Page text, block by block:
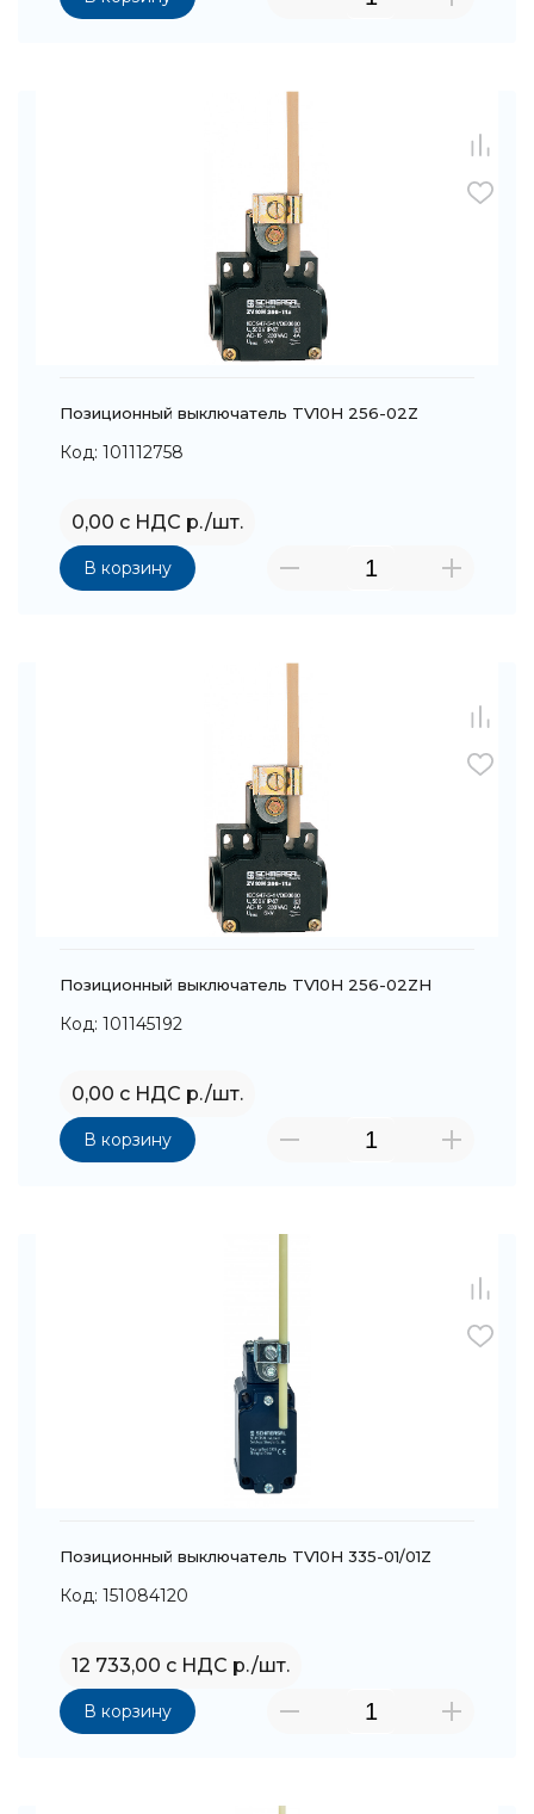
Позиционный выключатель TV10H 256-02Z
Код: 101112758
0,00 с НДС р./шт.
В корзину
Позиционный выключатель TV10H 256-02ZH
Код: 101145192
0,00 с НДС р./шт.
В корзину
Позиционный выключатель TV10H 335-01/01Z
Код: 151084120
12 733,00 с НДС р./шт.
В корзину